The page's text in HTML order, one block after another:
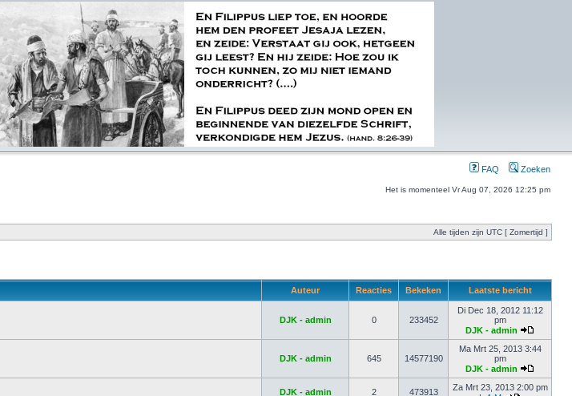
FAQ Zoeken
Het is momenteel Vr Aug 07, 2026 12:25 pm
Alle tijden zijn UTC [ Zomertijd ]
Auteur Reacties Bekeken Laatste bericht
DJK - admin 0 233452
Di Dec 18, 2012 11:12
pm
DJK - admin
DJK - admin 645 14577190
Ma Mrt 25, 2013 3:44
pm
DJK - admin
DJK - admin 2 473913
Za Mrt 23, 2013 2:00 pm